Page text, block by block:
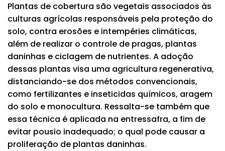
Plantas de cobertura são vegetais associados às
culturas agrícolas responsáveis pela proteção do
solo, contra erosões e intempéries climáticas,
além de realizar o controle de pragas, plantas
daninhas e ciclagem de nutrientes. A adoção
dessas plantas visa uma agricultura regenerativa,
distanciando-se dos métodos convencionais,
como fertilizantes e inseticidas químicos, aragem
do solo e monocultura. Ressalta-se também que
essa técnica é aplicada na entressafra, a fim de
evitar pousio inadequado; o qual pode causar a
proliferação de plantas daninhas.